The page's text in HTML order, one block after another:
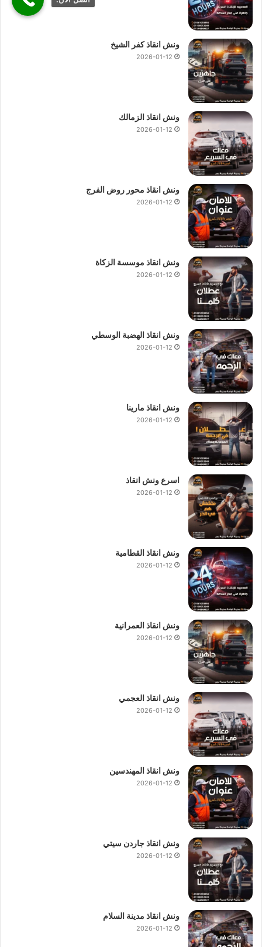
ونش انقاذ كفر الشيخ
2026-01-12
ونش انقاذ الزمالك
2026-01-12
ونش انقاذ محور روض الفرج
2026-01-12
ونش انقاذ موسسة الزكاة
2026-01-12
ونش انقاذ الهضبة الوسطي
2026-01-12
ونش انقاذ مارينا
2026-01-12
اسرع ونش انقاذ
2026-01-12
ونش انقاذ القطامية
2026-01-12
ونش انقاذ العمرانية
2026-01-12
ونش انقاذ العجمي
2026-01-12
ونش انقاذ المهندسين
2026-01-12
ونش انقاذ جاردن سيتي
2026-01-12
ونش انقاذ مدينة السلام
2026-01-12